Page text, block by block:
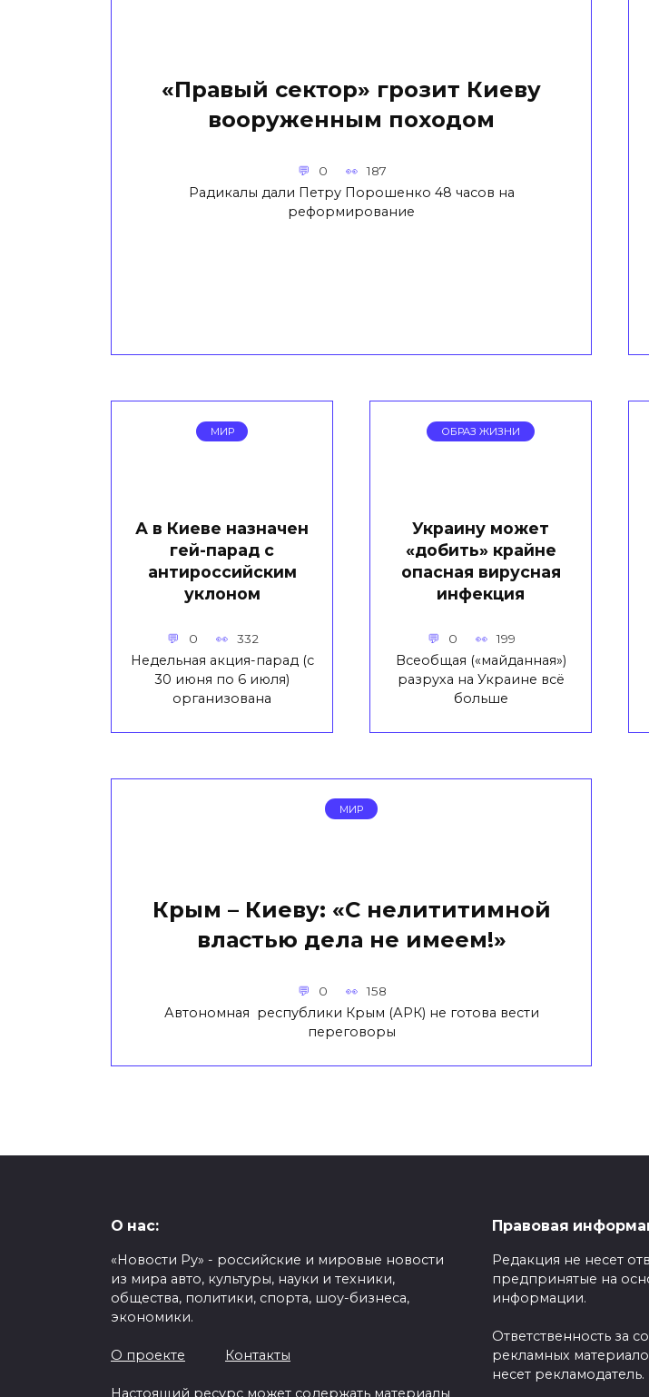
«Правый сектор» грозит Киеву
вооруженным походом
0 187
Радикалы дали Петру Порошенко 48 часов на
реформирование
МИР
А в Киеве назначен
гей-парад с
антироссийским
уклоном
0 332
Недельная акция-парад (с
30 июня по 6 июля)
организована
ОБРАЗ ЖИЗНИ
Украину может
«добить» крайне
опасная вирусная
инфекция
0 199
Всеобщая («майданная»)
разруха на Украине всё
больше
МИР
Крым – Киеву: «С нелититимной
властью дела не имеем!»
0 158
Автономная республики Крым (АРК) не готова вести
переговоры
О нас:
«Новости Ру» - российские и мировые новости
из мира авто, культуры, науки и техники,
общества, политики, спорта, шоу-бизнеса,
экономики.
О проекте Контакты
Настоящий ресурс может содержать материалы
Правовая
Редакция не несет
предпринятые на
информации.
Ответственность за
рекламных
несет рекламодатель.